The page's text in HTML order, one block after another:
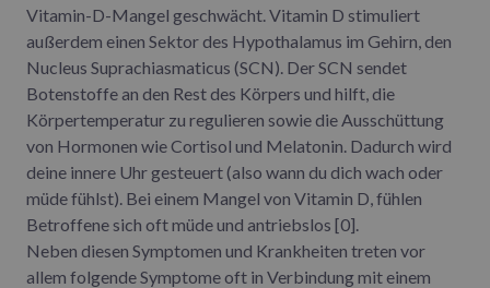
Vitamin-D-Mangel geschwächt. Vitamin D stimuliert
außerdem einen Sektor des Hypothalamus im Gehirn, den
Nucleus Suprachiasmaticus (SCN). Der SCN sendet
Botenstoffe an den Rest des Körpers und hilft, die
Körpertemperatur zu regulieren sowie die Ausschüttung
von Hormonen wie Cortisol und Melatonin. Dadurch wird
deine innere Uhr gesteuert (also wann du dich wach oder
müde fühlst). Bei einem Mangel von Vitamin D, fühlen
Betroffene sich oft müde und antriebslos [0].
Neben diesen Symptomen und Krankheiten treten vor
allem folgende Symptome oft in Verbindung mit einem